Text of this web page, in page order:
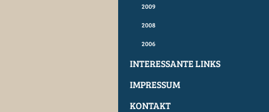
2009
2008
2006
INTERESSANTE LINKS
IMPRESSUM
KONTAKT